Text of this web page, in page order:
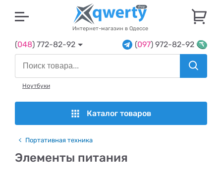
Интернет-магазин в Одессе
(048) 772-82-92 (097) 972-82-92
Ноутбуки
Каталог товаров
Портативная техника
Элементы питания